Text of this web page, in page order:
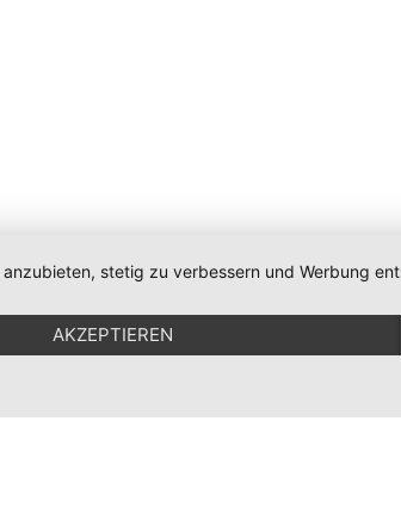
& Datenschutz Home
stetig zu verbessern und Werbung
AKZEPTIEREN